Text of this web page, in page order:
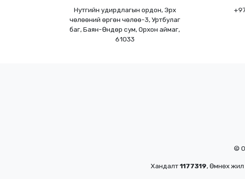
Нутгийн удирдлагын ордон, Эрх
чөлөөний өргөн чөлөө-3, Уртбулаг
баг, Баян-Өндөр сум, Орхон аймаг,
61033
©
Хандалт1177319, Өмнөх жил